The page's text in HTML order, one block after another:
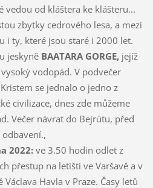
vedou od kláštera ke klášteru...
zbytky cedrového lesa, a mezi
i ty, které jsou staré i 2000 let.
jeskyně BAATARA GORGE,jejíž
vodopád. V podvečer
se jednalo o jedno z
civilizace, dnes zde můžeme
Večer návrat do Bejrútu, před
2022:ve 3.50 hodin odlet z
přestup na letišti ve Varšavě a v
Havla v Praze. Časy letů